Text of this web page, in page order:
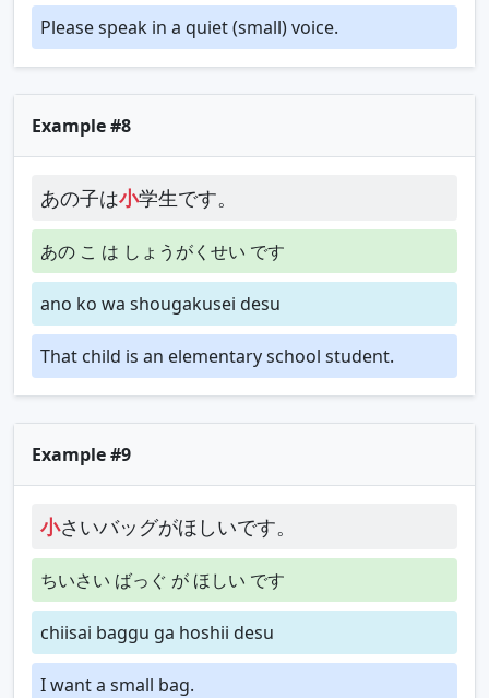
Please speak in a quiet (small) voice.
Example #8
あの子は小学生です。
あの こ は しょうがくせい です
ano ko wa shougakusei desu
That child is an elementary school student.
Example #9
小さいバッグがほしいです。
ちいさい ばっぐ が ほしい です
chiisai baggu ga hoshii desu
I want a small bag.